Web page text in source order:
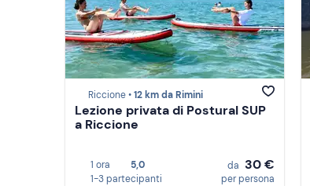
Riccione •12 km da Rimini
Lezione privata di Postural SUP
a Riccione
1 ora
5,0
1-3 partecipanti
da 30 €
per persona